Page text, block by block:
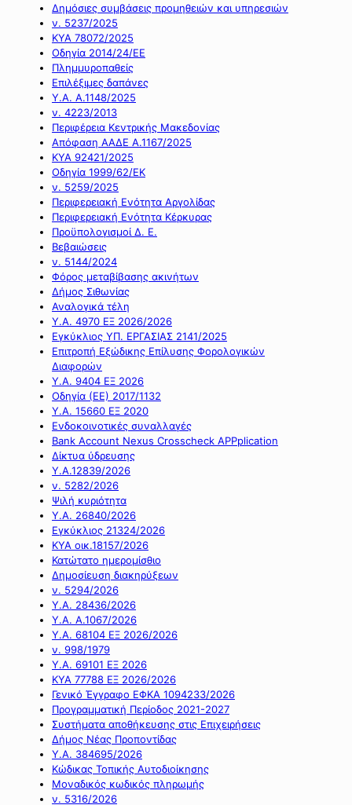
Δημόσιες συμβάσεις προμηθειών και υπηρεσιών
ν. 5237/2025
ΚΥΑ 78072/2025
Οδηγία 2014/24/ΕΕ
Πλημμυροπαθείς
Επιλέξιμες δαπάνες
Υ.Α. Α.1148/2025
ν. 4223/2013
Περιφέρεια Κεντρικής Μακεδονίας
Απόφαση ΑΑΔΕ Α.1167/2025
ΚΥΑ 92421/2025
Οδηγία 1999/62/ΕΚ
ν. 5259/2025
Περιφερειακή Ενότητα Αργολίδας
Περιφερειακή Ενότητα Κέρκυρας
Προϋπολογισμοί Δ. Ε.
Βεβαιώσεις
ν. 5144/2024
Φόρος μεταβίβασης ακινήτων
Δήμος Σιθωνίας
Αναλογικά τέλη
Υ.Α. 4970 ΕΞ 2026/2026
Εγκύκλιος ΥΠ. ΕΡΓΑΣΙΑΣ 2141/2025
Επιτροπή Εξώδικης Επίλυσης Φορολογικών
Διαφορών
Υ.Α. 9404 ΕΞ 2026
Οδηγία (ΕΕ) 2017/1132
Υ.Α. 15660 ΕΞ 2020
Ενδοκοινοτικές συναλλαγές
Bank Account Nexus Crosscheck APPplication
Δίκτυα ύδρευσης
Υ.Α.12839/2026
ν. 5282/2026
Ψιλή κυριότητα
Υ.Α. 26840/2026
Εγκύκλιος 21324/2026
ΚΥΑ οικ.18157/2026
Κατώτατο ημερομίσθιο
Δημοσίευση διακηρύξεων
ν. 5294/2026
Υ.Α. 28436/2026
Υ.Α. Α.1067/2026
Υ.Α. 68104 ΕΞ 2026/2026
ν. 998/1979
Υ.Α. 69101 ΕΞ 2026
ΚΥΑ 77788 ΕΞ 2026/2026
Γενικό Έγγραφο ΕΦΚΑ 1094233/2026
Προγραμματική Περίοδος 2021-2027
Συστήματα αποθήκευσης στις Επιχειρήσεις
Δήμος Νέας Προποντίδας
Υ.Α. 384695/2026
Κώδικας Τοπικής Αυτοδιοίκησης
Μοναδικός κωδικός πληρωμής
ν. 5316/2026